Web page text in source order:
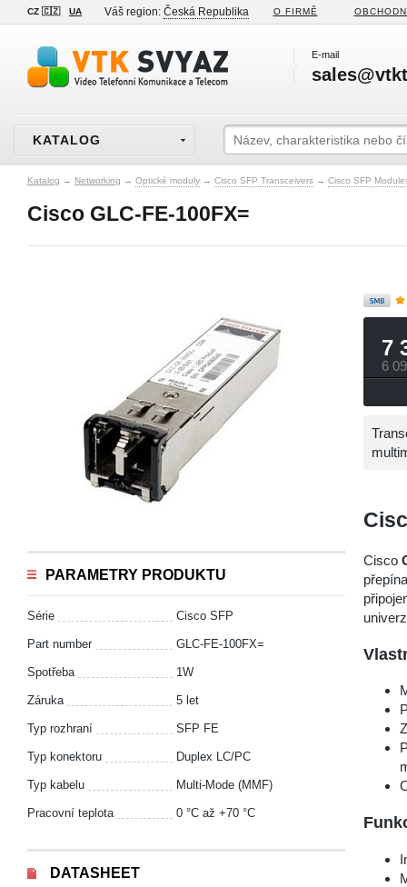
CZ 🇨🇿 UA Váš region: Česká Republika O FIRMĚ
E-mail
KATALOG
Katalog → Networking → Optické moduly → Cisco SFP Transceivers → Cisco SFP
Cisco GLC-FE-100FX=
PARAMETRY PRODUKTU
Série Cisco SFP
Part number GLC-FE-100FX=
Spotřeba 1W
Záruka 5 let
Typ rozhraní SFP FE
Typ konektoru Duplex LC/PC
Typ kabelu Multi-Mode (MMF)
Pracovní teplota 0 °С až +70 °C
DATASHEET
7
6
Cisco